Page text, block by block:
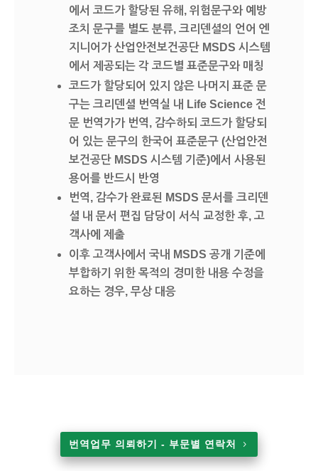
에서 코드가 할당된 유해, 위험문구와 예방
조치 문구를 별도 분류, 크리덴셜의 언어 엔
지니어가 산업안전보건공단 MSDS 시스템
에서 제공되는 각 코드별 표준문구와 매칭
코드가 할당되어 있지 않은 나머지 표준 문
구는 크리덴셜 번역실 내 Life Science 전
문 번역가가 번역, 감수하되 코드가 할당되
어 있는 문구의 한국어 표준문구 (산업안전
보건공단 MSDS 시스템 기준)에서 사용된
용어를 반드시 반영
번역, 감수가 완료된 MSDS 문서를 크리덴
셜 내 문서 편집 담당이 서식 교정한 후, 고
객사에 제출
이후 고객사에서 국내 MSDS 공개 기준에
부합하기 위한 목적의 경미한 내용 수정을
요하는 경우, 무상 대응
번역업무 의뢰하기 - 부문별 연락처